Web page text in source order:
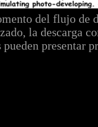
del flujo de
la descarga
pueden presentar